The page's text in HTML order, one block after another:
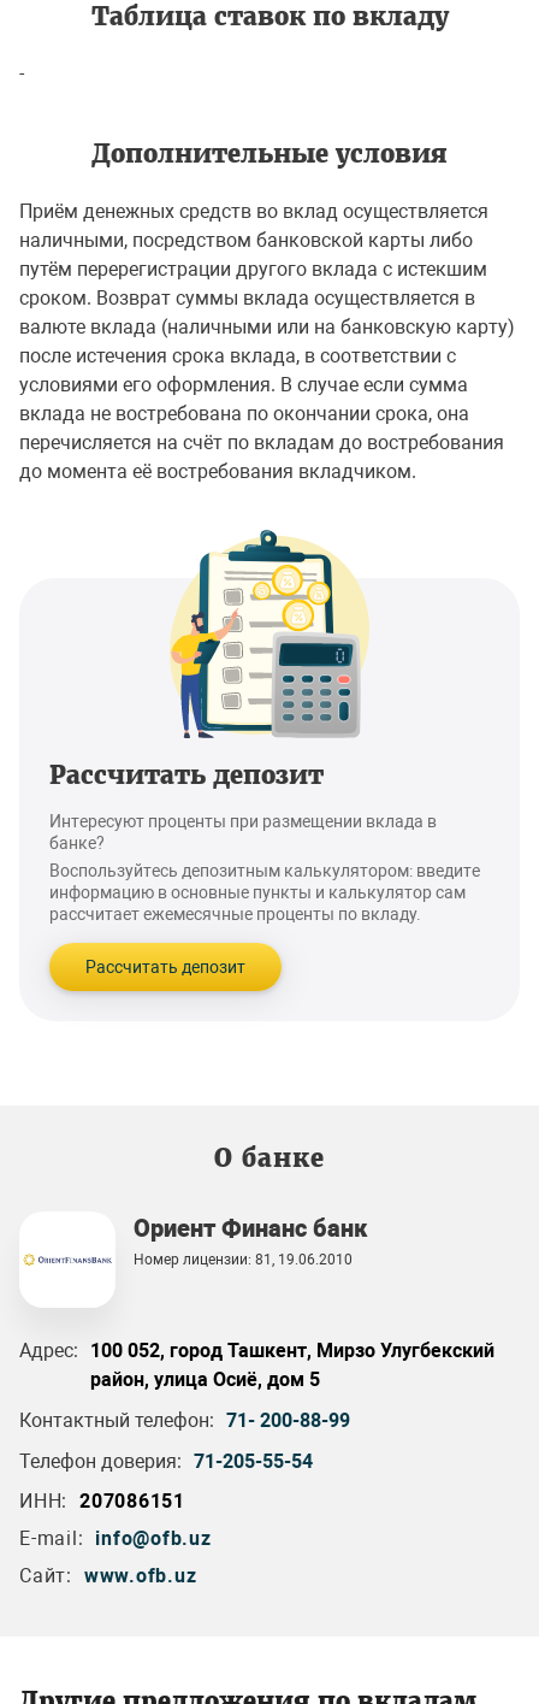
Таблица ставок по вкладу
-
Дополнительные условия
Приём денежных средств во вклад осуществляется
наличными, посредством банковской карты либо
путём перерегистрации другого вклада с истекшим
сроком. Возврат суммы вклада осуществляется в
валюте вклада (наличными или на банковскую карту)
после истечения срока вклада, в соответствии с
условиями его оформления. В случае если сумма
вклада не востребована по окончании срока, она
перечисляется на счёт по вкладам до востребования
до момента её востребования вкладчиком.
Рассчитать депозит
Интересуют проценты при размещении вклада в
банке?
Воспользуйтесь депозитным калькулятором: введите
информацию в основные пункты и калькулятор сам
рассчитает ежемесячные проценты по вкладу.
Рассчитать депозит
О банке
Ориент Финанс банк
Номер лицензии: 81, 19.06.2010
Адрес:
100 052, город Ташкент, Мирзо Улугбекский
район, улица Осиё, дом 5
Контактный телефон: 71- 200-88-99
Телефон доверия: 71-205-55-54
ИНН:
207086151
E-mail:
info@ofb.uz
Сайт:
www.ofb.uz